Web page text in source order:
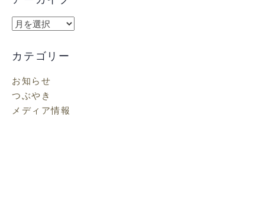
ア
カ
ブ
カテゴリー
お知らせ
つぶやき
メディア情報